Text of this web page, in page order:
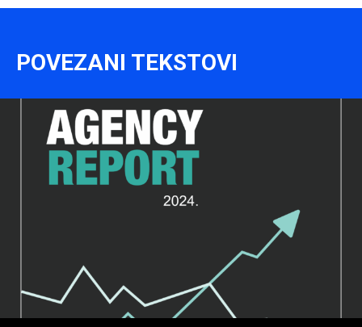
POVEZANI TEKSTOVI